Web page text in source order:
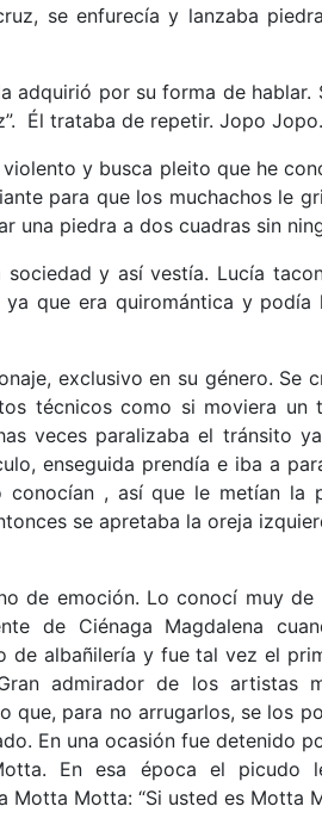
se enfurecía y lanzaba
adquirió por su forma de hablar.
Él trataba de repetir. Jopo Jopo.
y busca pleito que he
para que los muchachos le
una piedra a dos cuadras sin
y así vestía. Lucía
ya que era quiromántica y
exclusivo en su género. Se
técnicos como si moviera
veces paralizaba el tránsito
enseguida prendía e iba a
, así que le metían la
se apretaba la oreja
de emoción. Lo conocí muy
de Ciénaga Magdalena
de albañilería y fue tal vez el
admirador de los artistas
que, para no arrugarlos, se los
En una ocasión fue detenido
En esa época el picudo
Motta Motta: “Si usted es Motta